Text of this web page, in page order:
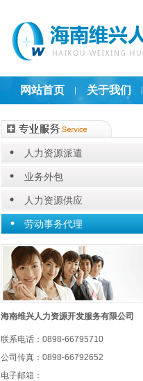
网站首页 关于我们
人力资源派遣
业务外包
人力资源供应
劳动事务代理
海南维兴人力资源开发服务有限公司
联系电话：0898-66795710
公司传真：0898-66792652
电子邮箱：